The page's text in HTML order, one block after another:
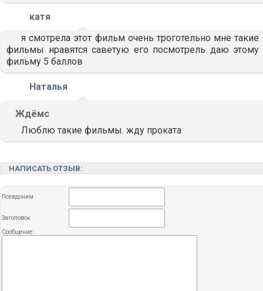
катя
я смотрела этот фильм очень троготельно мне такие
фильмы нравятся саветую его посмотрель даю этому
фильму 5 баллов
Наталья
Ждёмс
Люблю такие фильмы. жду проката
НАПИСАТЬ ОТЗЫВ:
Псевдоним
Заголовок
Сообщение: